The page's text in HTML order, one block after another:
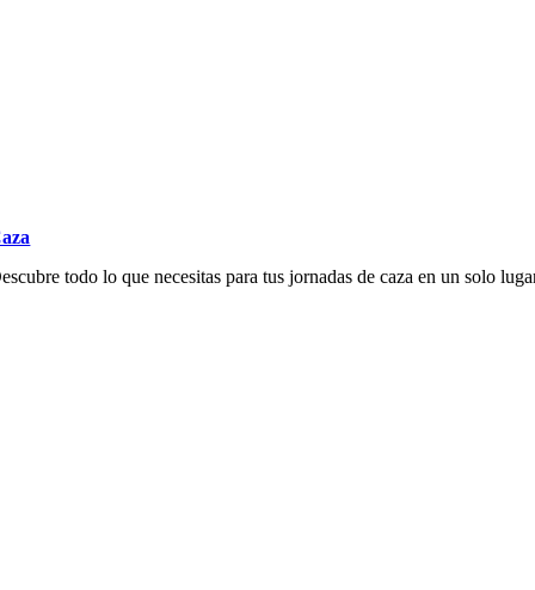
todo lo que necesitas para tus jornadas de caza en un solo